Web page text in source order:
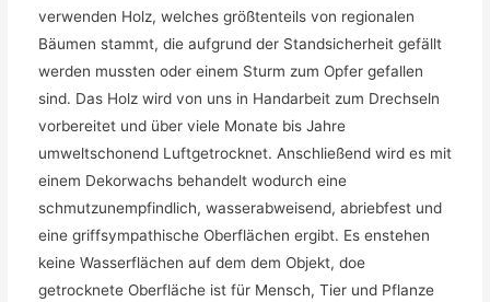
verwenden Holz, welches größtenteils von regionalen
Bäumen stammt, die aufgrund der Standsicherheit gefällt
werden mussten oder einem Sturm zum Opfer gefallen
sind. Das Holz wird von uns in Handarbeit zum Drechseln
vorbereitet und über viele Monate bis Jahre
umweltschonend Luftgetrocknet. Anschließend wird es mit
einem Dekorwachs behandelt wodurch eine
schmutzunempfindlich, wasserabweisend, abriebfest und
eine griffsympathische Oberflächen ergibt. Es enstehen
keine Wasserflächen auf dem dem Objekt, doe
getrocknete Oberfläche ist für Mensch, Tier und Pflanze